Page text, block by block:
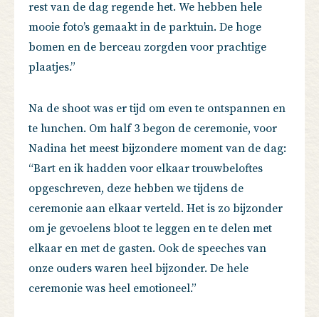
rest van de dag regende het. We hebben hele
mooie foto’s gemaakt in de parktuin. De hoge
bomen en de berceau zorgden voor prachtige
plaatjes.”
Na de shoot was er tijd om even te ontspannen en
te lunchen. Om half 3 begon de ceremonie, voor
Nadina het meest bijzondere moment van de dag:
“Bart en ik hadden voor elkaar trouwbeloftes
opgeschreven, deze hebben we tijdens de
ceremonie aan elkaar verteld. Het is zo bijzonder
om je gevoelens bloot te leggen en te delen met
elkaar en met de gasten. Ook de speeches van
onze ouders waren heel bijzonder. De hele
ceremonie was heel emotioneel.”